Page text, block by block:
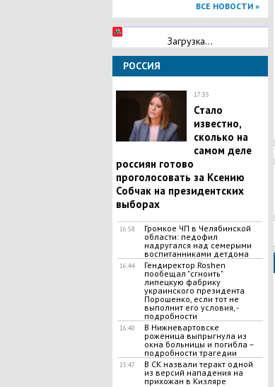
ВСЕ НОВОСТИ »
Загрузка...
РОССИЯ
17:35
Стало
известно,
сколько на
самом деле
россиян готово
проголосовать за Ксению
Собчак на президентских
выборах
16:58
Громкое ЧП в Челябинской
области: педофил
надругался над семерыми
воспитанниками детдома
16:44
Гендиректор Roshen
пообещал "сгноить"
липецкую фабрику
украинского президента
Порошенко, если тот не
выполнит его условия, -
подробности
16:40
​В Нижневартовске
роженица выпрыгнула из
окна больницы и погибла –
подробности трагедии
15:47
​В СК назвали теракт одной
из версий нападения на
прихожан в Кизляре